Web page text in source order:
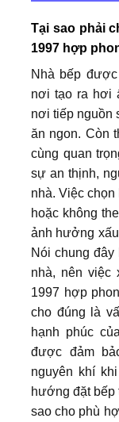
Tại sao phải
1997 hợp
Nhà bếp
nơi tạo ra hơi
nơi tiếp nguồn
ăn ngon. Còn
cùng quan
sự an thịnh,
nhà. Việc
hoặc không
ảnh hưởng
Nói chung đây
nhà, nên việc
1997 hợp
cho đúng là
hạnh phúc
được đảm
nguyên khí
hướng đặt bếp
sao cho phù